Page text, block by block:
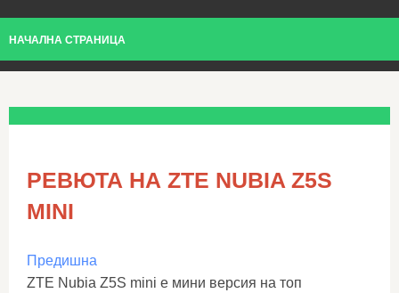
НАЧАЛНА СТРАНИЦА
РЕВЮТА НА ZTE NUBIA Z5S
MINI
Предишна
ZTE Nubia Z5S mini е мини версия на топ